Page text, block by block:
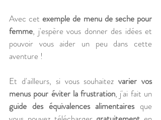
Avec cet exemple de menu de seche pour
femme, j'espère vous donner des idées et
pouvoir vous aider un peu dans cette
aventure !
Et d'ailleurs, si vous souhaitez varier vos
menus pour éviter la frustration
guide des équivalences alimentaires que